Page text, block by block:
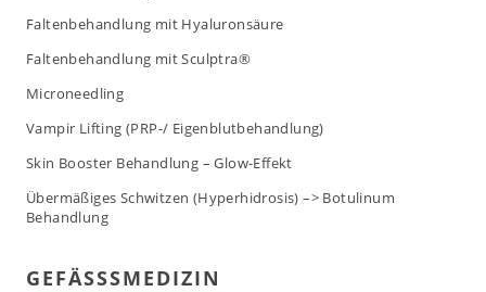
Faltenbehandlung mit Hyaluronsäure
Faltenbehandlung mit Sculptra®
Microneedling
Vampir Lifting (PRP-/ Eigenblutbehandlung)
Skin Booster Behandlung – Glow-Effekt
Übermäßiges Schwitzen (Hyperhidrosis) –> Botulinum
Behandlung
GEFÄSSSMEDIZIN